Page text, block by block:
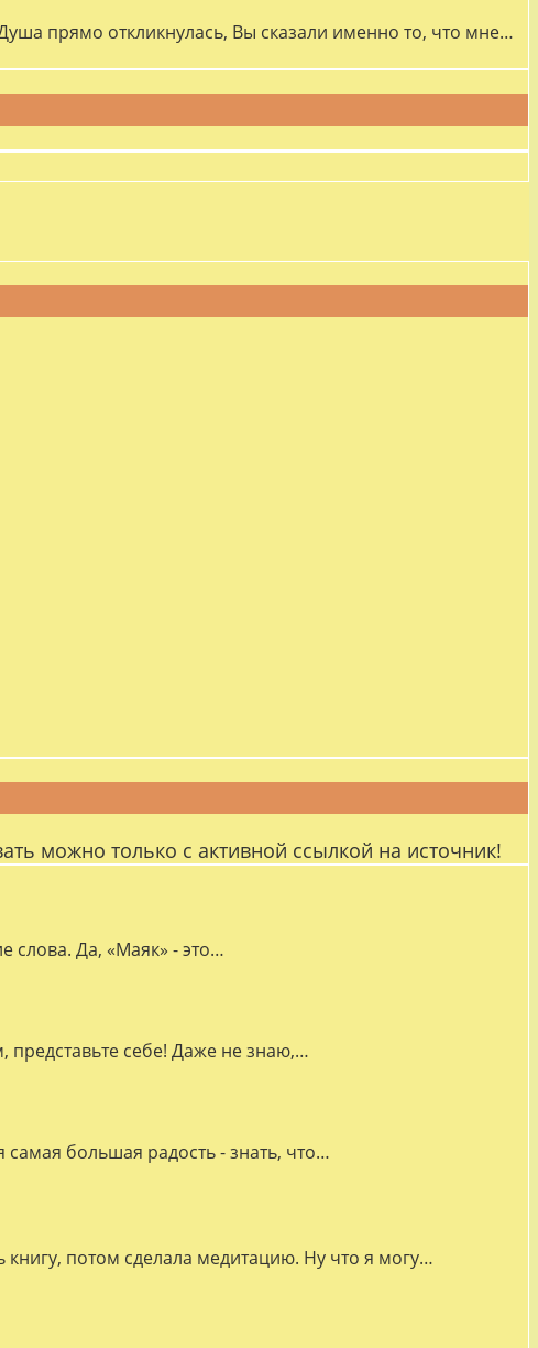
прямо откликнулась, Вы сказали именно то, что мне…
можно только с активной ссылкой на источник!
слова. Да, «Маяк» - это…
представьте себе! Даже не знаю,…
большая радость - знать, что…
потом сделала медитацию. Ну что я могу…